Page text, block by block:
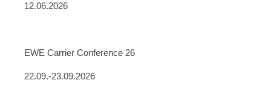
12.06.2026
EWE Carrier Conference 26
22.09.-23.09.2026